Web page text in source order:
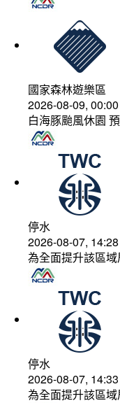
國家森林遊樂區
2026-08-09,
白海豚颱風休園
停水
2026-08-07,
為全面提升該區
停水
2026-08-07,
為全面提升該區